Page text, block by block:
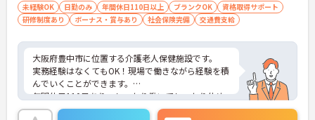
未経験OK 日勤のみ 年間休日110日以上 ブランクOK
資格取得サポート
研修制度あり
ボーナス・賞与あり 社会保険完備 交通費支給
大阪府豊中市に位置する介護老人保健施設です。
実務経験はなくてもOK！現場で働きながら経験を積
んでいくことができます。
年間休日110日あり、しっかり働いてしっかり休め
る、社員にとって理想の働き方を実現できます。